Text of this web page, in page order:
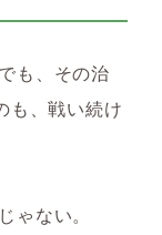
も、その治
も、戦い続け
ゃない。